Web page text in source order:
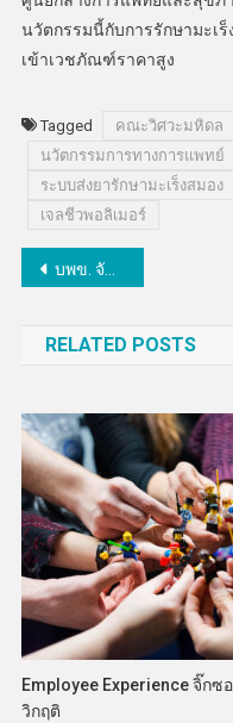
นวัตกรรมนี้กับการรักษามะเ
เข้าเวชภัณฑ์ราคาสูง
Tagged คณะวิศวะมหิดล
นวัตกรรมการทางการแพทย์
ระบบส่งยารักษามะเร็งสมอง
เจลชีวพอลิเมอร์
แนะแนว
บพข. จับมือ EA หนุนงานวิจัย “ปาล์มน้ำมัน”ระดมเทคโนโลยีและนวัตกรรมพัฒนาผลิตภัณฑ์ใหม่ ขยายตลาดให้อุตสาหกรรมพลังงานไทย
RELATED POSTS
Employee Experience จิ๊กซ
วิกฤติ